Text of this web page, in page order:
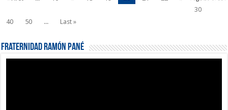
30
40
50 ... Last »
Fraternidad Ramón Pané